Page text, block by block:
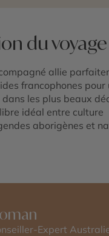
du voyage
allie
francophones pour
les plus beaux
idéal entre culture
aborigènes et
Expert